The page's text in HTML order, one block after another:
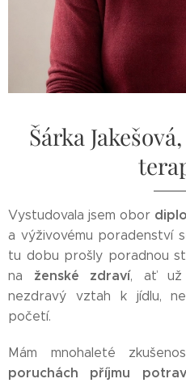
Šárka
Vystudovala jsem obor
a výživovému poradenství
tu dobu prošly poradnou
na ženské zdraví, ať už
nezdravý vztah k jídlu,
početí.
Mám mnohaleté
poruchách příjmu